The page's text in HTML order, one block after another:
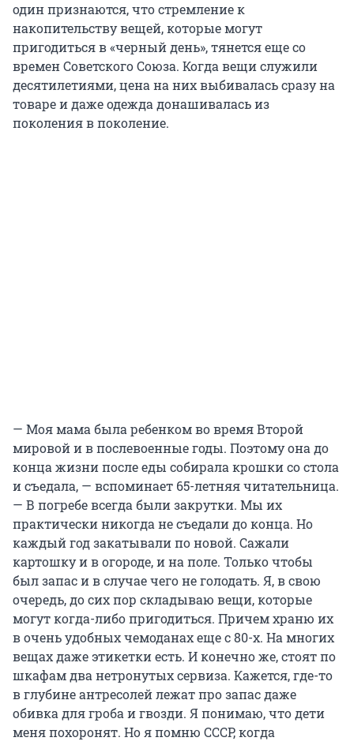
один признаются, что стремление к
накопительству вещей, которые могут
пригодиться в «черный день», тянется еще со
времен Советского Союза. Когда вещи служили
десятилетиями, цена на них выбивалась сразу на
товаре и даже одежда донашивалась из
поколения в поколение.
— Моя мама была ребенком во время Второй
мировой и в послевоенные годы. Поэтому она до
конца жизни после еды собирала крошки со стола
и съедала, — вспоминает 65-летняя читательница.
— В погребе всегда были закрутки. Мы их
практически никогда не съедали до конца. Но
каждый год закатывали по новой. Сажали
картошку и в огороде, и на поле. Только чтобы
был запас и в случае чего не голодать. Я, в свою
очередь, до сих пор складываю вещи, которые
могут когда-либо пригодиться. Причем храню их
в очень удобных чемоданах еще с 80-х. На многих
вещах даже этикетки есть. И конечно же, стоят по
шкафам два нетронутых сервиза. Кажется, где-то
в глубине антресолей лежат про запас даже
обивка для гроба и гвозди. Я понимаю, что дети
меня похоронят. Но я помню СССР, когда